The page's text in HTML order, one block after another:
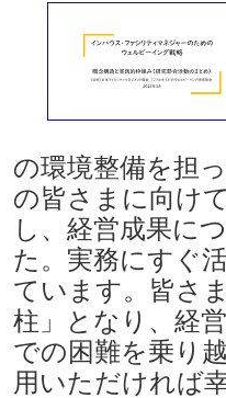
の環境整備を担
の皆さまに向け
し、経営成果に
た。実務にすぐ
ています。皆さ
柱」となり、経
での困難を乗り
用いただければ